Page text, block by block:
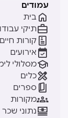
עמודים
בית 
תיקי
קורות חיים 
אירועים 
מסלולי
כלים
ספרים 
מקורות
נתוני שכר